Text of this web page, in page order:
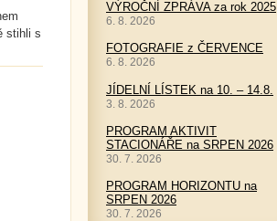
stihli s
VÝROČNÍ ZPRÁVA za rok 2025
6. 8. 2026
FOTOGRAFIE z ČERVENCE
6. 8. 2026
JÍDELNÍ LÍSTEK na 10. – 14.8.
3. 8. 2026
PROGRAM AKTIVIT
STACIONÁŘE na SRPEN 2026
30. 7. 2026
PROGRAM HORIZONTU na
SRPEN 2026
30. 7. 2026